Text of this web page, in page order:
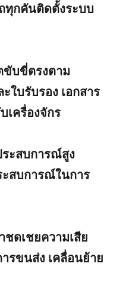
ทุกคันติดตั้งระบบ
บขี่ตรงตาม
ใบรับรอง เอกสาร
เครื่องจักร
ะสบการณ์สูง
สบการณ์ในการ
ดเชยความเสีย
รขนส่ง เคลื่อนย้าย